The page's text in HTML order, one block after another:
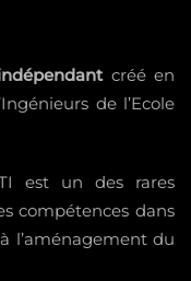
créé en
de l’Ecole
est un des rares
compétences dans
l’aménagement du